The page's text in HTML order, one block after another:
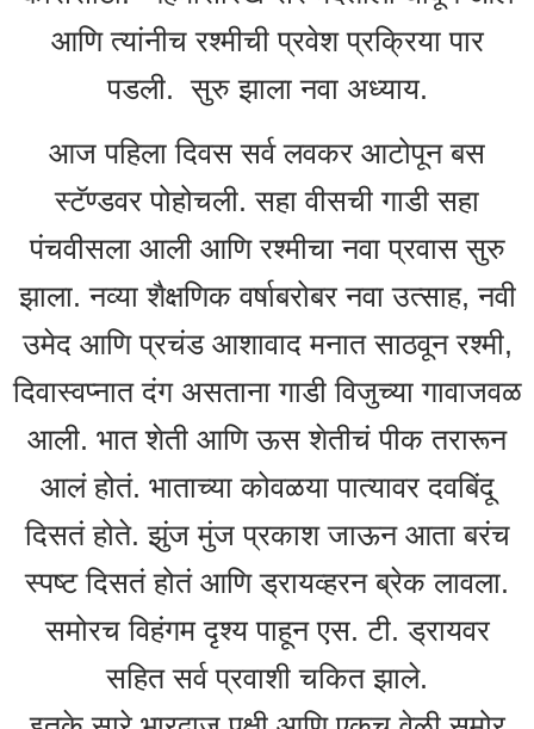
आणि त्यांनीच रश्मीची प्रवेश प्रक्रिया पार
पडली. सुरु झाला नवा अध्याय.
आज पहिला दिवस सर्व लवकर आटोपून बस
स्टॅण्डवर पोहोचली. सहा वीसची गाडी सहा
पंचवीसला आली आणि रश्मीचा नवा प्रवास सुरु
झाला. नव्या शैक्षणिक वर्षाबरोबर नवा उत्साह, नवी
उमेद आणि प्रचंड आशावाद मनात साठवून रश्मी,
दिवास्वप्नात दंग असताना गाडी विजुच्या गावाजवळ
आली. भात शेती आणि ऊस शेतीचं पीक तरारून
आलं होतं. भाताच्या कोवळया पात्यावर दवबिंदू
दिसतं होते. झुंज मुंज प्रकाश जाऊन आता बरंच
स्पष्ट दिसतं होतं आणि ड्रायव्हरन ब्रेक लावला.
समोरच विहंगम दृश्य पाहून एस. टी. ड्रायवर
सहित सर्व प्रवाशी चकित झाले.